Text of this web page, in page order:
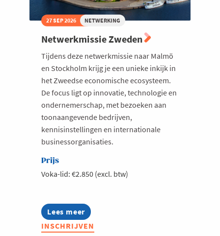
27 SEP 2026 NETWERKING
Netwerkmissie Zweden
Tijdens deze netwerkmissie naar Malmö
en Stockholm krijg je een unieke inkijk in
het Zweedse economische ecosysteem.
De focus ligt op innovatie, technologie en
ondernemerschap, met bezoeken aan
toonaangevende bedrijven,
kennisinstellingen en internationale
businessorganisaties.
Prijs
Voka-lid: €2.850 (excl. btw)
Lees meer
about
Netwerkmissie
Zweden
INSCHRIJVEN